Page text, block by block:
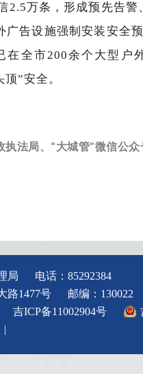
2.5万条，形成预先告
广告设施强制安装安全
在全市200余个大型户
顶”安全。
执法局、“大城管”微信公众
局
电话：85292384
路1477号
邮编：130022
吉ICP备11002904号
|